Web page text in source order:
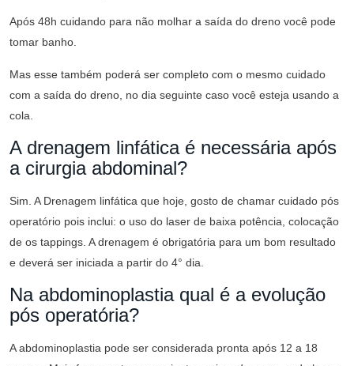
Após 48h cuidando para não molhar a saída do dreno você pode
tomar banho.
Mas esse também poderá ser completo com o mesmo cuidado
com a saída do dreno, no dia seguinte caso você esteja usando a
cola.
A drenagem linfática é necessária após
a cirurgia abdominal?
Sim. A Drenagem linfática que hoje, gosto de chamar cuidado pós
operatório pois inclui: o uso do laser de baixa potência, colocação
de os tappings. A drenagem é obrigatória para um bom resultado
e deverá ser iniciada a partir do 4° dia.
Na abdominoplastia qual é a evolução
pós operatória?
A abdominoplastia pode ser considerada pronta após 12 a 18